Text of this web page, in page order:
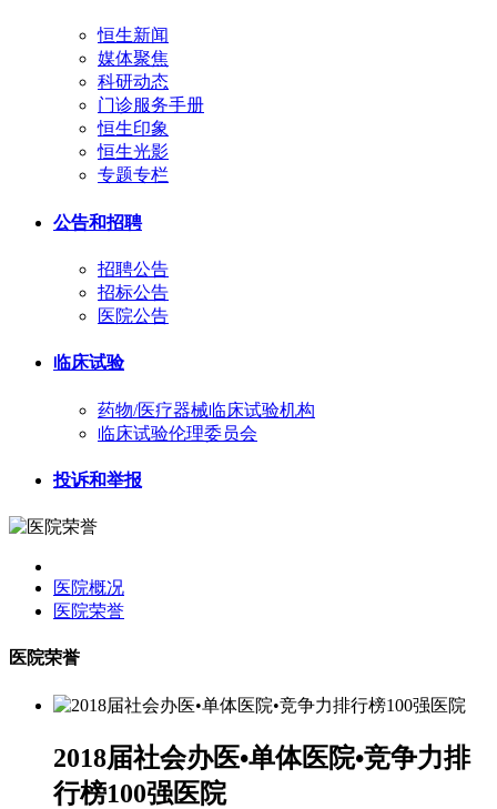
恒生新闻
媒体聚焦
科研动态
门诊服务手册
恒生印象
恒生光影
专题专栏
公告和招聘
招聘公告
招标公告
医院公告
临床试验
药物/医疗器械临床试验机构
临床试验伦理委员会
投诉和举报
医院概况
医院荣誉
医院荣誉
2018届社会办医•单体医院•竞争力排
行榜100强医院